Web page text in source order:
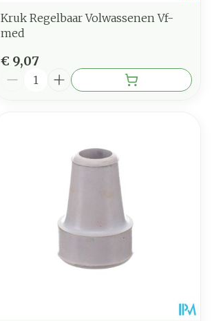
Kruk Regelbaar Volwassenen Vf-
med
€ 9,07
Aantal